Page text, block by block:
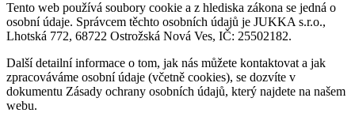
Tento web používá soubory cookie a z hlediska zákona se jedná o
osobní údaje. Správcem těchto osobních údajů je JUKKA s.r.o.,
Lhotská 772, 68722 Ostrožská Nová Ves, IČ: 25502182.
Další detailní informace o tom, jak nás můžete kontaktovat a jak
zpracováváme osobní údaje (včetně cookies), se dozvíte v
dokumentu Zásady ochrany osobních údajů, který najdete na našem
webu.